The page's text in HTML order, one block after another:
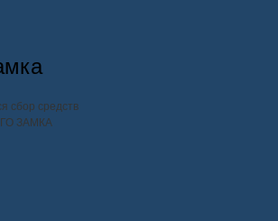
сбор средств
ЗАМКА